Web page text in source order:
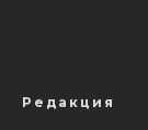
Редакция